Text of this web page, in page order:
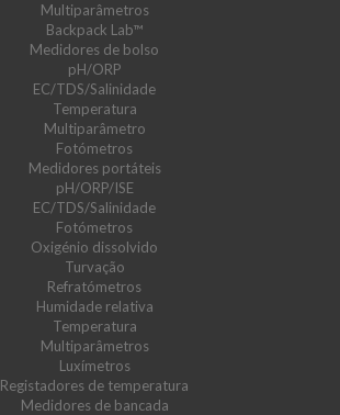
Multiparâmetros
Backpack Lab™
Medidores de bolso
pH/ORP
EC/TDS/Salinidade
Temperatura
Multiparâmetro
Fotómetros
Medidores portáteis
pH/ORP/ISE
EC/TDS/Salinidade
Fotómetros
Oxigénio dissolvido
Turvação
Refratómetros
Humidade relativa
Temperatura
Multiparâmetros
Luxímetros
Registadores de temperatura
Medidores de bancada